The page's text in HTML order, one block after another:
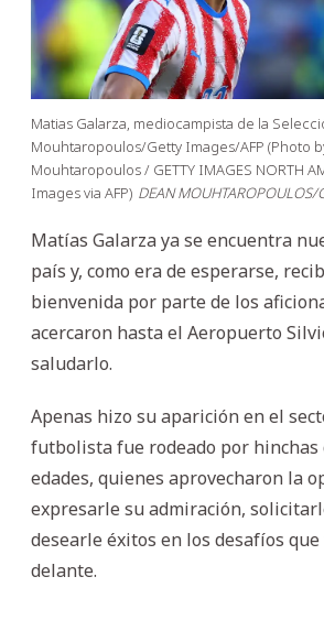
Matias Galarza, mediocampista de la
Mouhtaropoulos/Getty Images/AFP (Photo
Mouhtaropoulos / GETTY IMAGES NORTH
Images via AFP) DEAN
Matías Galarza ya se encuentra
país y, como era de esperarse,
bienvenida por parte de los
acercaron hasta el Aeropuerto
saludarlo.
Apenas hizo su aparición en el
futbolista fue rodeado por hinchas
edades, quienes aprovecharon la
expresarle su admiración,
desearle éxitos en los desafíos
delante.